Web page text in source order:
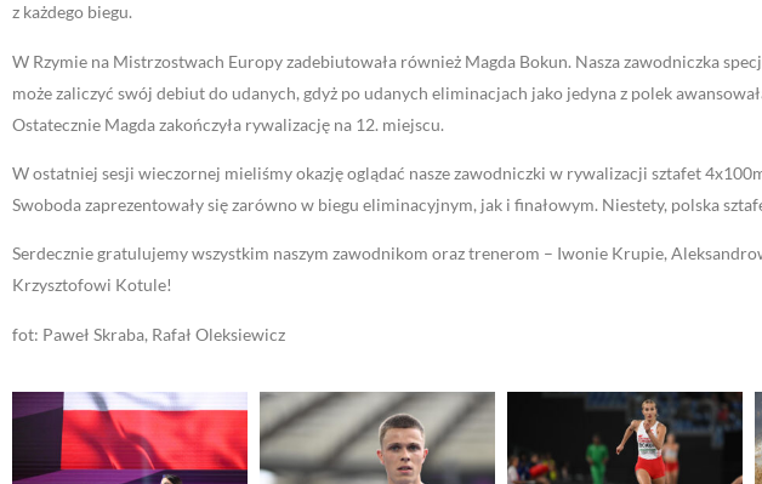
z każdego biegu.
W Rzymie na Mistrzostwach Europy zadebiutowała również Magda Bokun. Nasza zawodniczka
może zaliczyć swój debiut do udanych, gdyż po udanych eliminacjach jako jedyna z polek
Ostatecznie Magda zakończyła rywalizację na 12. miejscu.
W ostatniej sesji wieczornej mieliśmy okazję oglądać nasze zawodniczki w rywalizacji sztafet
Swoboda zaprezentowały się zarówno w biegu eliminacyjnym, jak i finałowym. Niestety, polska
Serdecznie gratulujemy wszystkim naszym zawodnikom oraz trenerom – Iwonie Krupie,
Krzysztofowi Kotule!
fot: Paweł Skraba, Rafał Oleksiewicz